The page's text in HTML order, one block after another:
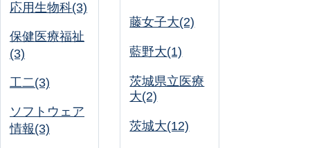
応用生物科(3)
保健医療福祉
(3)
工二(3)
ソフトウェア
情報(3)
藤女子大(2)
藍野大(1)
茨城県立医療
大(2)
茨城大(12)